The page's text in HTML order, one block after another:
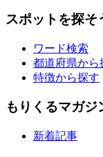
スポットを探そ
ワード検索
都道府県から
特徴から探す
もりくるマガジ
新着記事